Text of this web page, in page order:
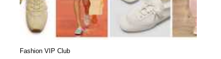
Fashion VIP Club